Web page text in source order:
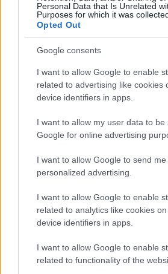
Personal Data that Is Unrelated
Purposes for which it was
Opted Out
Google consents
I want to allow Google to enable
related to advertising like cookies
device identifiers in apps.
I want to allow my user data to be
Google for online advertising
I want to allow Google to send me
personalized advertising.
I want to allow Google to enable
related to analytics like cookies
device identifiers in apps.
I want to allow Google to enable
related to functionality of the
ELŐZŐ POSZT
Az éhező 70 éves elefánt
testét fesztiváljelmez rejti –
fejlemény
Az olimpiai sztár
menstruációja